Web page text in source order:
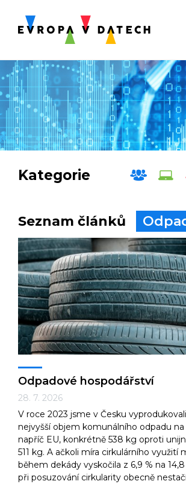
Kategorie
Společnost
Technologie
Ekonomika a
Kultura a sport
Seznam článků
Odpadové hospodářství
28. 7. 2026
V roce 2023 jsme v Česku
nejvyšší objem komunálního odpadu
napříč EU, konkrétně 538 kg oproti
511 kg. A ačkoli míra cirkulárního využití
během dekády vyskočila z 6,9 % na
při posuzování cirkularity obecně